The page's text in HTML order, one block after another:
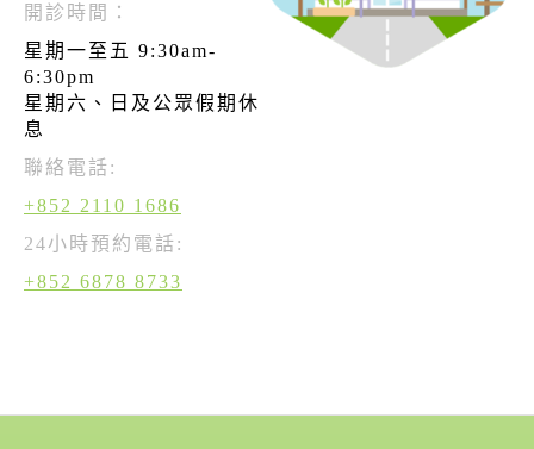
開診時間：
星期一至五 9:30am-
6:30pm
星期六、日及公眾假期休
息
聯絡電話:
+852 2110 1686
24小時預約電話:
+852 6878 8733